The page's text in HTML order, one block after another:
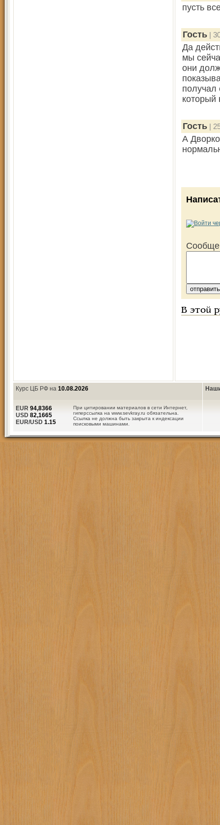
пусть
Гость |
Да
мы
они
который
Гость |
А
В этой
Курс ЦБ РФ на 10.08.2026
При цитировании материалов в сети Интернет,
гиперссылка на www.sevkray.ru обязательна.
Ссылка не должна быть закрыта к индексации
поисковыми машинами.
EUR 94,8366
USD 82,1665
EUR/USD 1.15